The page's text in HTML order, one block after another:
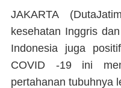
JAKARTA
kesehatan Inggris
Indonesia juga
COVID -19 ini
pertahanan tubuhnya